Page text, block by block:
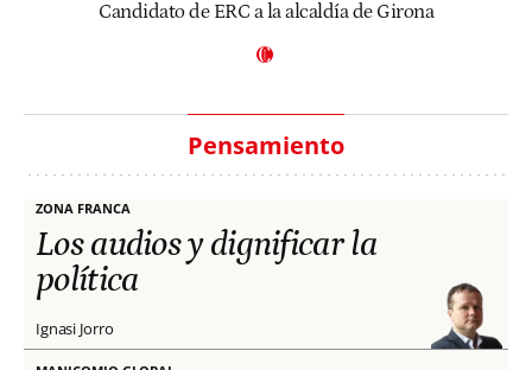
Candidato de ERC a la alcaldía de Girona
Pensamiento
ZONA FRANCA
Los audios y dignificar la
política
Ignasi Jorro